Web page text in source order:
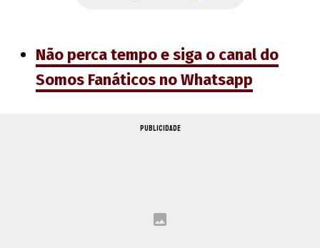
Não perca tempo e siga o canal do
Somos Fanáticos no Whatsapp
PUBLICIDADE